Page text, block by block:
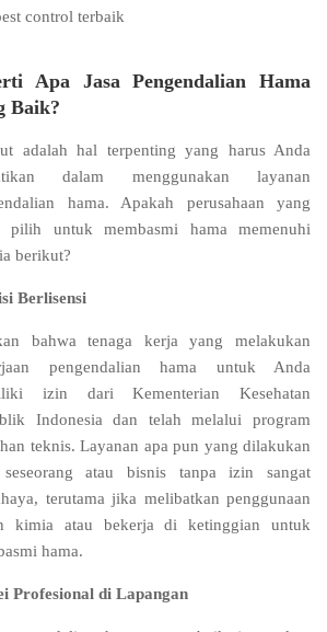
control terbaik
Apa Jasa Pengendalian Hama
Baik?
adalah hal terpenting yang harus Anda
dalam menggunakan layanan
hama. Apakah perusahaan yang
pilih untuk membasmi hama memenuhi
berikut?
Berlisensi
bahwa tenaga kerja yang melakukan
pengendalian hama untuk Anda
izin dari Kementerian Kesehatan
Indonesia dan telah melalui program
teknis. Layanan apa pun yang dilakukan
atau bisnis tanpa izin sangat
terutama jika melibatkan penggunaan
kimia atau bekerja di ketinggian untuk
hama.
Profesional di Lapangan